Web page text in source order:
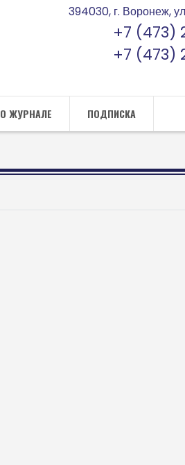
394030, г. Воронеж,
+7 (473)
+7 (473)
О ЖУРНАЛЕ ПОДПИСКА